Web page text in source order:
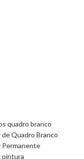
quadro branco
de Quadro Branco
Permanente
pintura